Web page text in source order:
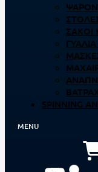
ΣΆΚΟΙ
SPINNING